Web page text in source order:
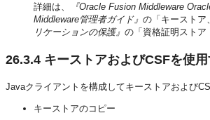
詳細は、
『Oracle Fusion Middleware
Middleware管理者ガイド』 の「キーストア
リケーションの保護』 の「資格証明ストア
26.3.4 キーストアおよびCSFを使
Javaクライアントを構成してキーストアおよび
キーストアのコピー